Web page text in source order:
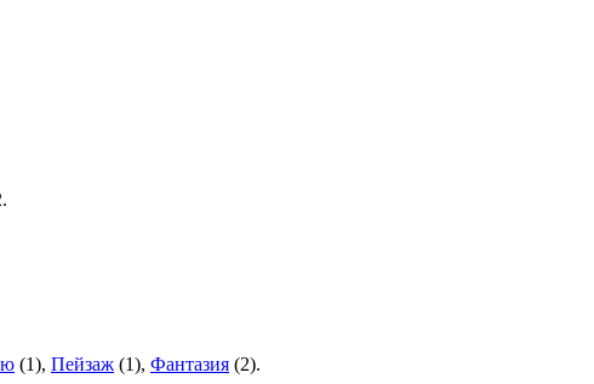
.
(1), Пейзаж (1), Фантазия (2).